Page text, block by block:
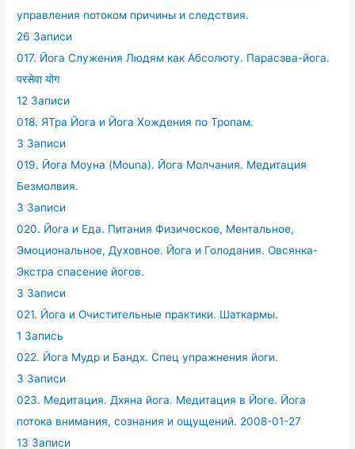
управления потоком причины и следствия.
26 Записи
017. Йога Служения Людям как Абсолюту. Парасэва-йога.
परसेवा योग
12 Записи
018. ЯТра Йога и Йога Хождения по Тропам.
3 Записи
019. Йога Моуна (Mouna). Йога Молчания. Медитация
Безмолвия.
3 Записи
020. Йога и Еда. Питания Физическое, Ментальное,
Эмоциональное, Духовное. Йога и Голодания. Овсянка-
Экстра спасение йогов.
3 Записи
021. Йога и Очистительные практики. Шаткармы.
1 Запись
022. Йога Мудр и Бандх. Спец упражнения йоги.
3 Записи
023. Медитация. Дхяна йога. Медитация в Йоге. Йога
потока внимания, сознания и ощущений. 2008-01-27
13 Записи